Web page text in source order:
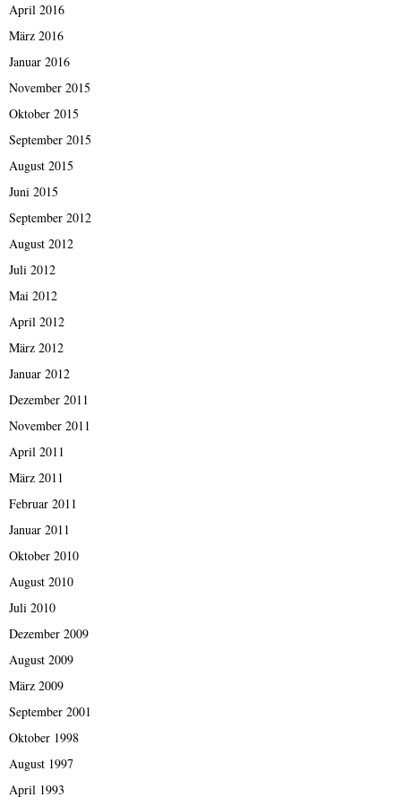
April 2016
März 2016
Januar 2016
November 2015
Oktober 2015
September 2015
August 2015
Juni 2015
September 2012
August 2012
Juli 2012
Mai 2012
April 2012
März 2012
Januar 2012
Dezember 2011
November 2011
April 2011
März 2011
Februar 2011
Januar 2011
Oktober 2010
August 2010
Juli 2010
Dezember 2009
August 2009
März 2009
September 2001
Oktober 1998
August 1997
April 1993